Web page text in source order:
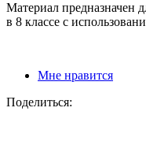
Материал предназначен
в 8 классе с
Мне нравится
Поделиться: